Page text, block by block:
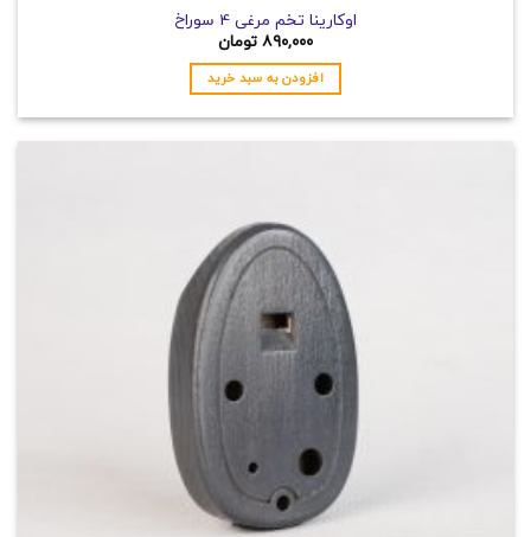
اوکارینا تخم مرغی 4 سوراخ
۸۹۰,۰۰۰ تومان
افزودن به سبد خرید